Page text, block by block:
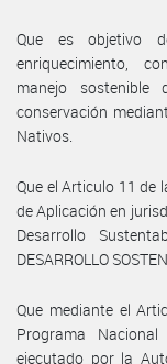
Que es objetivo
enriquecimiento,
manejo sostenible
conservación
Nativos.
Que el Articulo 11 de
de Aplicación en
Desarrollo
DESARROLLO
Que mediante el
Programa
ejecutado por la